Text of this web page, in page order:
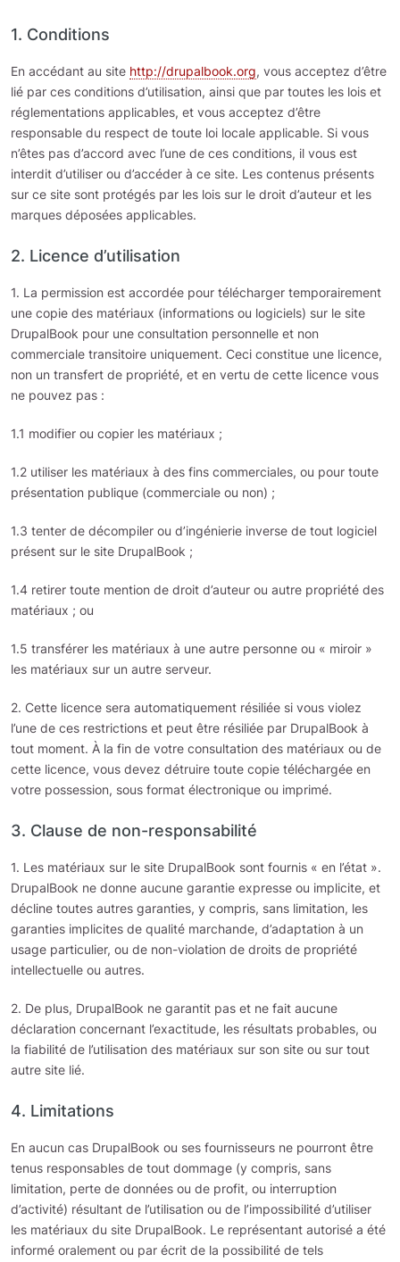
1. Conditions
En accédant au site http://drupalbook.org, vous acceptez d’être
lié par ces conditions d’utilisation, ainsi que par toutes les lois et
réglementations applicables, et vous acceptez d’être
responsable du respect de toute loi locale applicable. Si vous
n’êtes pas d’accord avec l’une de ces conditions, il vous est
interdit d’utiliser ou d’accéder à ce site. Les contenus présents
sur ce site sont protégés par les lois sur le droit d’auteur et les
marques déposées applicables.
2. Licence d’utilisation
1. La permission est accordée pour télécharger temporairement
une copie des matériaux (informations ou logiciels) sur le site
DrupalBook pour une consultation personnelle et non
commerciale transitoire uniquement. Ceci constitue une licence,
non un transfert de propriété, et en vertu de cette licence vous
ne pouvez pas :
1.1 modifier ou copier les matériaux ;
1.2 utiliser les matériaux à des fins commerciales, ou pour toute
présentation publique (commerciale ou non) ;
1.3 tenter de décompiler ou d’ingénierie inverse de tout logiciel
présent sur le site DrupalBook ;
1.4 retirer toute mention de droit d’auteur ou autre propriété des
matériaux ; ou
1.5 transférer les matériaux à une autre personne ou « miroir »
les matériaux sur un autre serveur.
2. Cette licence sera automatiquement résiliée si vous violez
l’une de ces restrictions et peut être résiliée par DrupalBook à
tout moment. À la fin de votre consultation des matériaux ou de
cette licence, vous devez détruire toute copie téléchargée en
votre possession, sous format électronique ou imprimé.
3. Clause de non-responsabilité
1. Les matériaux sur le site DrupalBook sont fournis « en l’état ».
DrupalBook ne donne aucune garantie expresse ou implicite, et
décline toutes autres garanties, y compris, sans limitation, les
garanties implicites de qualité marchande, d’adaptation à un
usage particulier, ou de non-violation de droits de propriété
intellectuelle ou autres.
2. De plus, DrupalBook ne garantit pas et ne fait aucune
déclaration concernant l’exactitude, les résultats probables, ou
la fiabilité de l’utilisation des matériaux sur son site ou sur tout
autre site lié.
4. Limitations
En aucun cas DrupalBook ou ses fournisseurs ne pourront être
tenus responsables de tout dommage (y compris, sans
limitation, perte de données ou de profit, ou interruption
d’activité) résultant de l’utilisation ou de l’impossibilité d’utiliser
les matériaux du site DrupalBook. Le représentant autorisé a été
informé oralement ou par écrit de la possibilité de tels